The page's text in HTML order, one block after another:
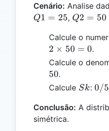
Cenário: Analise
Q1 = 25, Q2
50
Q2 = 50
Calcule o
2 × 50 = 0.
Calcule o
50.
Calcule Sk
Sk: 0
50
0/
Conclusão: A
simétrica.